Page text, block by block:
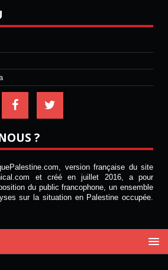
?
version française du site
et créé en juillet 2016, a pour
du public francophone, un ensemble
sur la situation en Palestine occupée.